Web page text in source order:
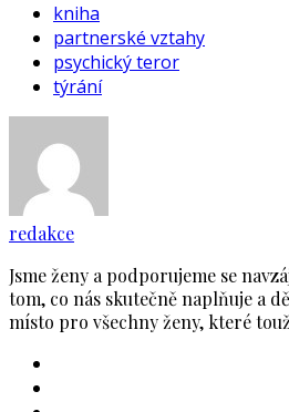
kniha
partnerské vztahy
psychický teror
týrání
redakce
Jsme ženy a podporujeme se
tom, co nás skutečně naplňuje a
místo pro všechny ženy, které